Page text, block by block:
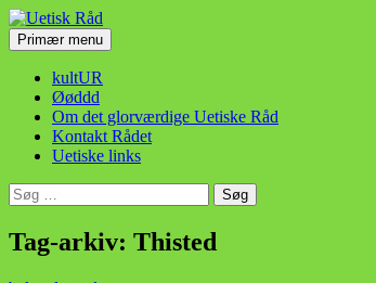
Hop
til
indhold
Uetisk Råd
SøgPrimær menu
kultUR
Øøddd
Om det glorværdige Uetiske Råd
Kontakt Rådet
Uetiske links
Søg
efter:
Tag-arkiv: Thisted